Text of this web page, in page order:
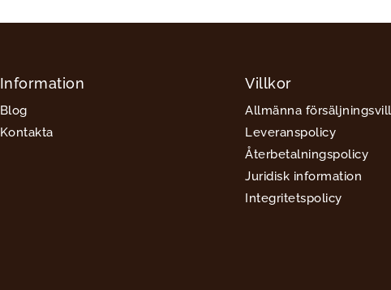
Information
Blog
Kontakta
Villkor
Allmänna
Leveranspolicy
Återbetalningspolicy
Juridisk information
Integritetspolicy